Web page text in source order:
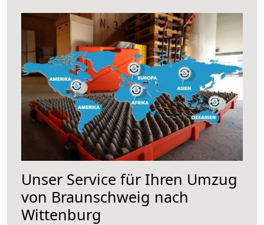
Unser Service für Ihren Umzug
von Braunschweig nach
Wittenburg